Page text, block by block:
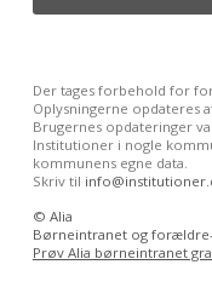
Der tages forbehold for
Oplysningerne opdateres
Brugernes opdateringer
Institutioner i nogle
kommunens egne data.
Skriv til
© Alia
Børneintranet og
Prøv Alia børneintranet